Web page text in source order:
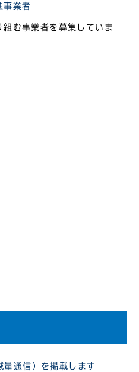
事業者
む事業者を募集していま
通信）を掲載します